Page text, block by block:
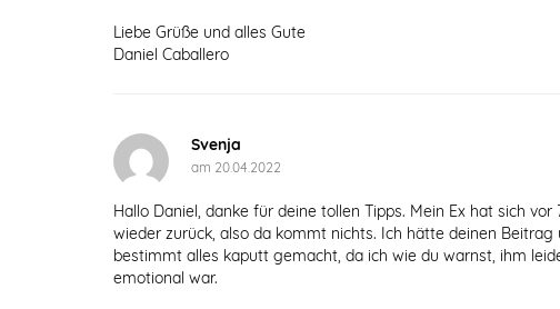
Liebe Grüße und alles Gute
Daniel Caballero
Svenja
am 20.04.2022
Hallo Daniel, danke für deine tollen Tipps. Mein Ex hat sich
wieder zurück, also da kommt nichts. Ich hätte deinen
bestimmt alles kaputt gemacht, da ich wie du warnst, ihm
emotional war.